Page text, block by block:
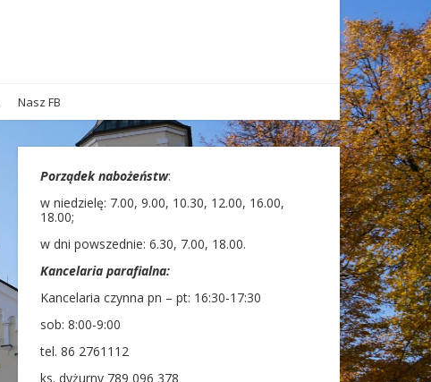
Nasz FB
Porządek nabożeństw:
w niedzielę: 7.00, 9.00, 10.30, 12.00, 16.00,
18.00;
w dni powszednie: 6.30, 7.00, 18.00.
Kancelaria parafialna:
Kancelaria czynna pn – pt: 16:30-17:30
sob: 8:00-9:00
tel. 86 2761112
ks. dyżurny 789 096 378